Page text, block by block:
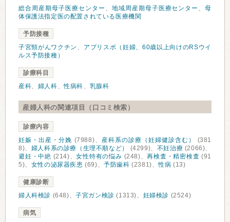
総合周産期母子医療センター 、 地域周産期母子医療センター 、母
体保護法指定医の配置されている医療機関
予防接種
子宮頸がんワクチン 、 アブリスボ（妊婦、60歳以上向けのRSウイ
ルス予防接種）
診療科目
産科、 婦人科、性病科、 乳腺科
産婦人科の関連項目（口コミ検索）
診療内容
妊娠・出産・分娩 (7988)、 産科系の診療（妊婦健診含む）
(381
8)、 婦人科系の診療（生理不順など） (4299)、 不妊治療 (2066)、
避妊・中絶 (214)、女性特有の悩み (248)、再検査・精密検査 (91
5)、 女性の泌尿器疾患 (69)、予防歯科 (2381)、性病 (13)
健康診断
婦人科検診 (648)、子宮ガン検診 (1313)、 妊婦検診 (2524)
病気